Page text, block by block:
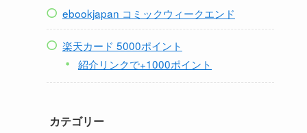
ebookjapan コミックウィークエンド
楽天カード 5000ポイント
紹介リンクで+1000ポイント
カテゴリー